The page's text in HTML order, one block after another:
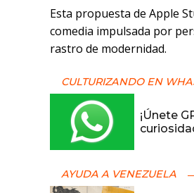
Esta propuesta de Apple
comedia impulsada por
rastro de modernidad.
CULTURIZANDO EN
¡Únete
AYUDA A VENEZUELA